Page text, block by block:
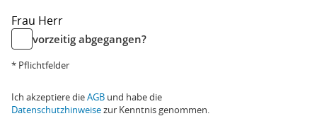
Frau Herr
vorzeitig abgegangen?
* Pflichtfelder
Ich akzeptiere dieAGB und habe die
Datenschutzhinweisezur Kenntnis genommen.